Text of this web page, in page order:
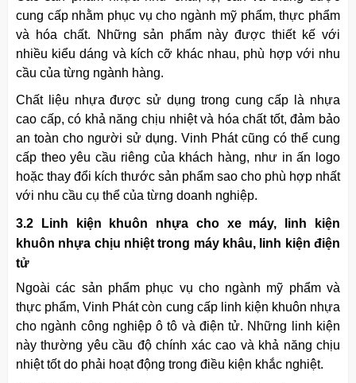
cung cấp nhằm phục vụ cho ngành mỹ phẩm, thực phẩm
và hóa chất. Những sản phẩm này được thiết kế với
nhiều kiểu dáng và kích cỡ khác nhau, phù hợp với nhu
cầu của từng ngành hàng.
Chất liệu nhựa được sử dụng trong cung cấp là nhựa
cao cấp, có khả năng chịu nhiệt và hóa chất tốt, đảm bảo
an toàn cho người sử dụng. Vinh Phát cũng có thể cung
cấp theo yêu cầu riêng của khách hàng, như in ấn logo
hoặc thay đổi kích thước sản phẩm sao cho phù hợp nhất
với nhu cầu cụ thể của từng doanh nghiệp.
3.2 Linh kiện khuôn nhựa cho xe máy, linh kiện
khuôn nhựa chịu nhiệt trong máy khâu, linh kiện điện
tử
Ngoài các sản phẩm phục vụ cho ngành mỹ phẩm và
thực phẩm, Vinh Phát còn cung cấp linh kiện khuôn nhựa
cho ngành công nghiệp ô tô và điện tử. Những linh kiện
này thường yêu cầu độ chính xác cao và khả năng chịu
nhiệt tốt do phải hoạt động trong điều kiện khắc nghiệt.